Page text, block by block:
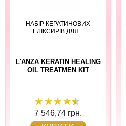
НАБІР КЕРАТИНОВИХ
ЕЛІКСИРІВ ДЛЯ...
L'ANZA KERATIN HEALING
OIL TREATMEN KIT
7 546,74 грн.